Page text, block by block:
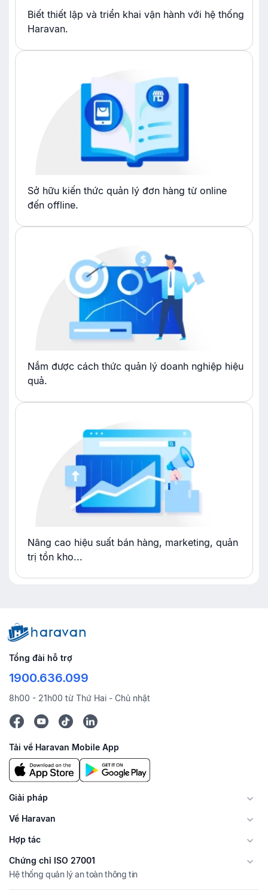
Biết thiết lập và triển khai vận hành với hệ thống
Haravan.
Sở hữu kiến thức quản lý đơn hàng từ online
đến offline.
Nắm được cách thức quản lý doanh nghiệp hiệu
quả.
Nâng cao hiệu suất bán hàng, marketing, quản
trị tồn kho...
Tổng đài hỗ trợ
1900.636.099
8h00 - 21h00 từ Thứ Hai - Chủ nhật
Tải về Haravan Mobile App
Giải pháp
Về Haravan
Hợp tác
Chứng chỉ ISO 27001
Hệ thống quản lý an toàn thông tin